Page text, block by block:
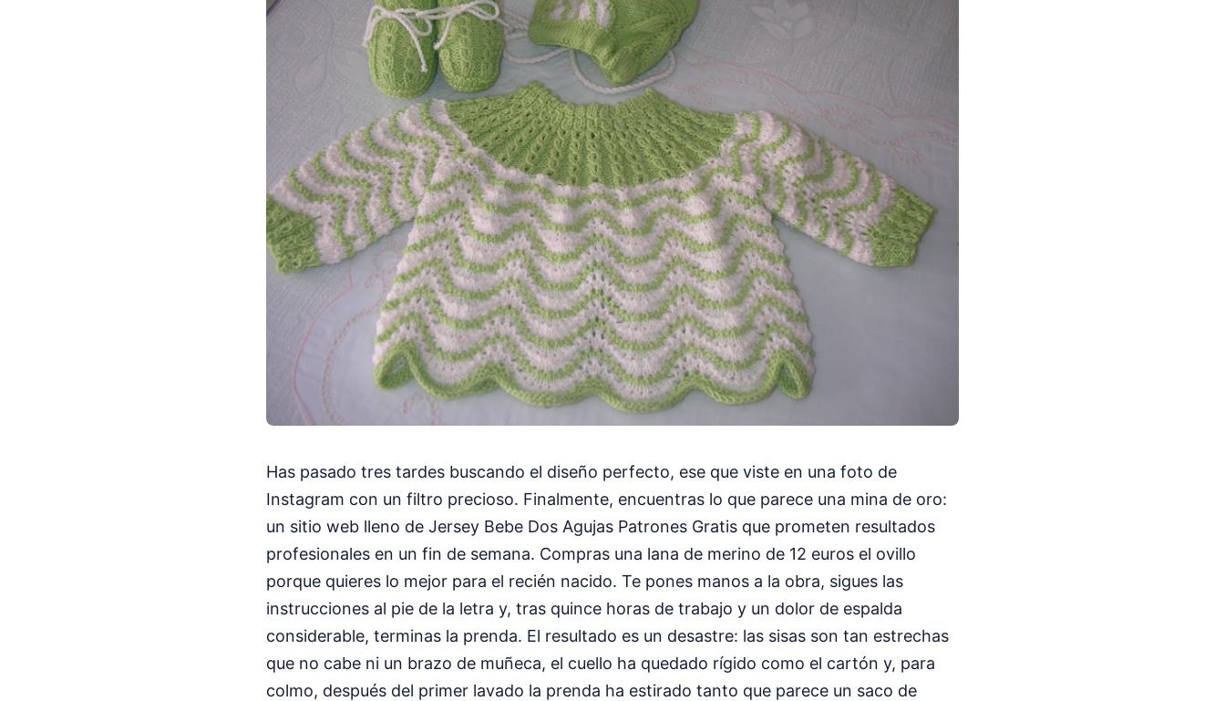
Has pasado tres tardes buscando el diseño perfecto, ese que viste en una foto de
Instagram con un filtro precioso. Finalmente, encuentras lo que parece una mina de oro:
un sitio web lleno de Jersey Bebe Dos Agujas Patrones Gratis que prometen resultados
profesionales en un fin de semana. Compras una lana de merino de 12 euros el ovillo
porque quieres lo mejor para el recién nacido. Te pones manos a la obra, sigues las
instrucciones al pie de la letra y, tras quince horas de trabajo y un dolor de espalda
considerable, terminas la prenda. El resultado es un desastre: las sisas son tan estrechas
que no cabe ni un brazo de muñeca, el cuello ha quedado rígido como el cartón y, para
colmo, después del primer lavado la prenda ha estirado tanto que parece un saco de